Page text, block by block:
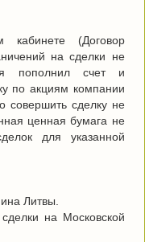
кабинете (Договор
на сделки не
я пополнил счет и
по акциям компании
совершить сделку не
ценная бумага не
для указанной
Литвы.
на Московской